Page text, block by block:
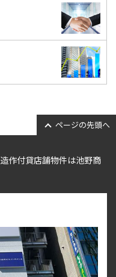
ページの先頭へ
造作付貸店舗物件は池野商